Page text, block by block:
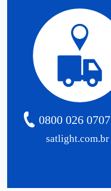
satlight.com.br
0800 026 0707